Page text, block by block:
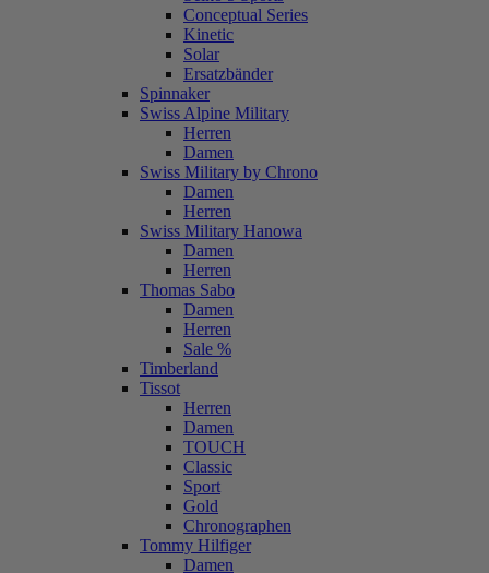
Conceptual Series
Kinetic
Solar
Ersatzbänder
Spinnaker
Swiss Alpine Military
Herren
Damen
Swiss Military by Chrono
Damen
Herren
Swiss Military Hanowa
Damen
Herren
Thomas Sabo
Damen
Herren
Sale %
Timberland
Tissot
Herren
Damen
TOUCH
Classic
Sport
Gold
Chronographen
Tommy Hilfiger
Damen